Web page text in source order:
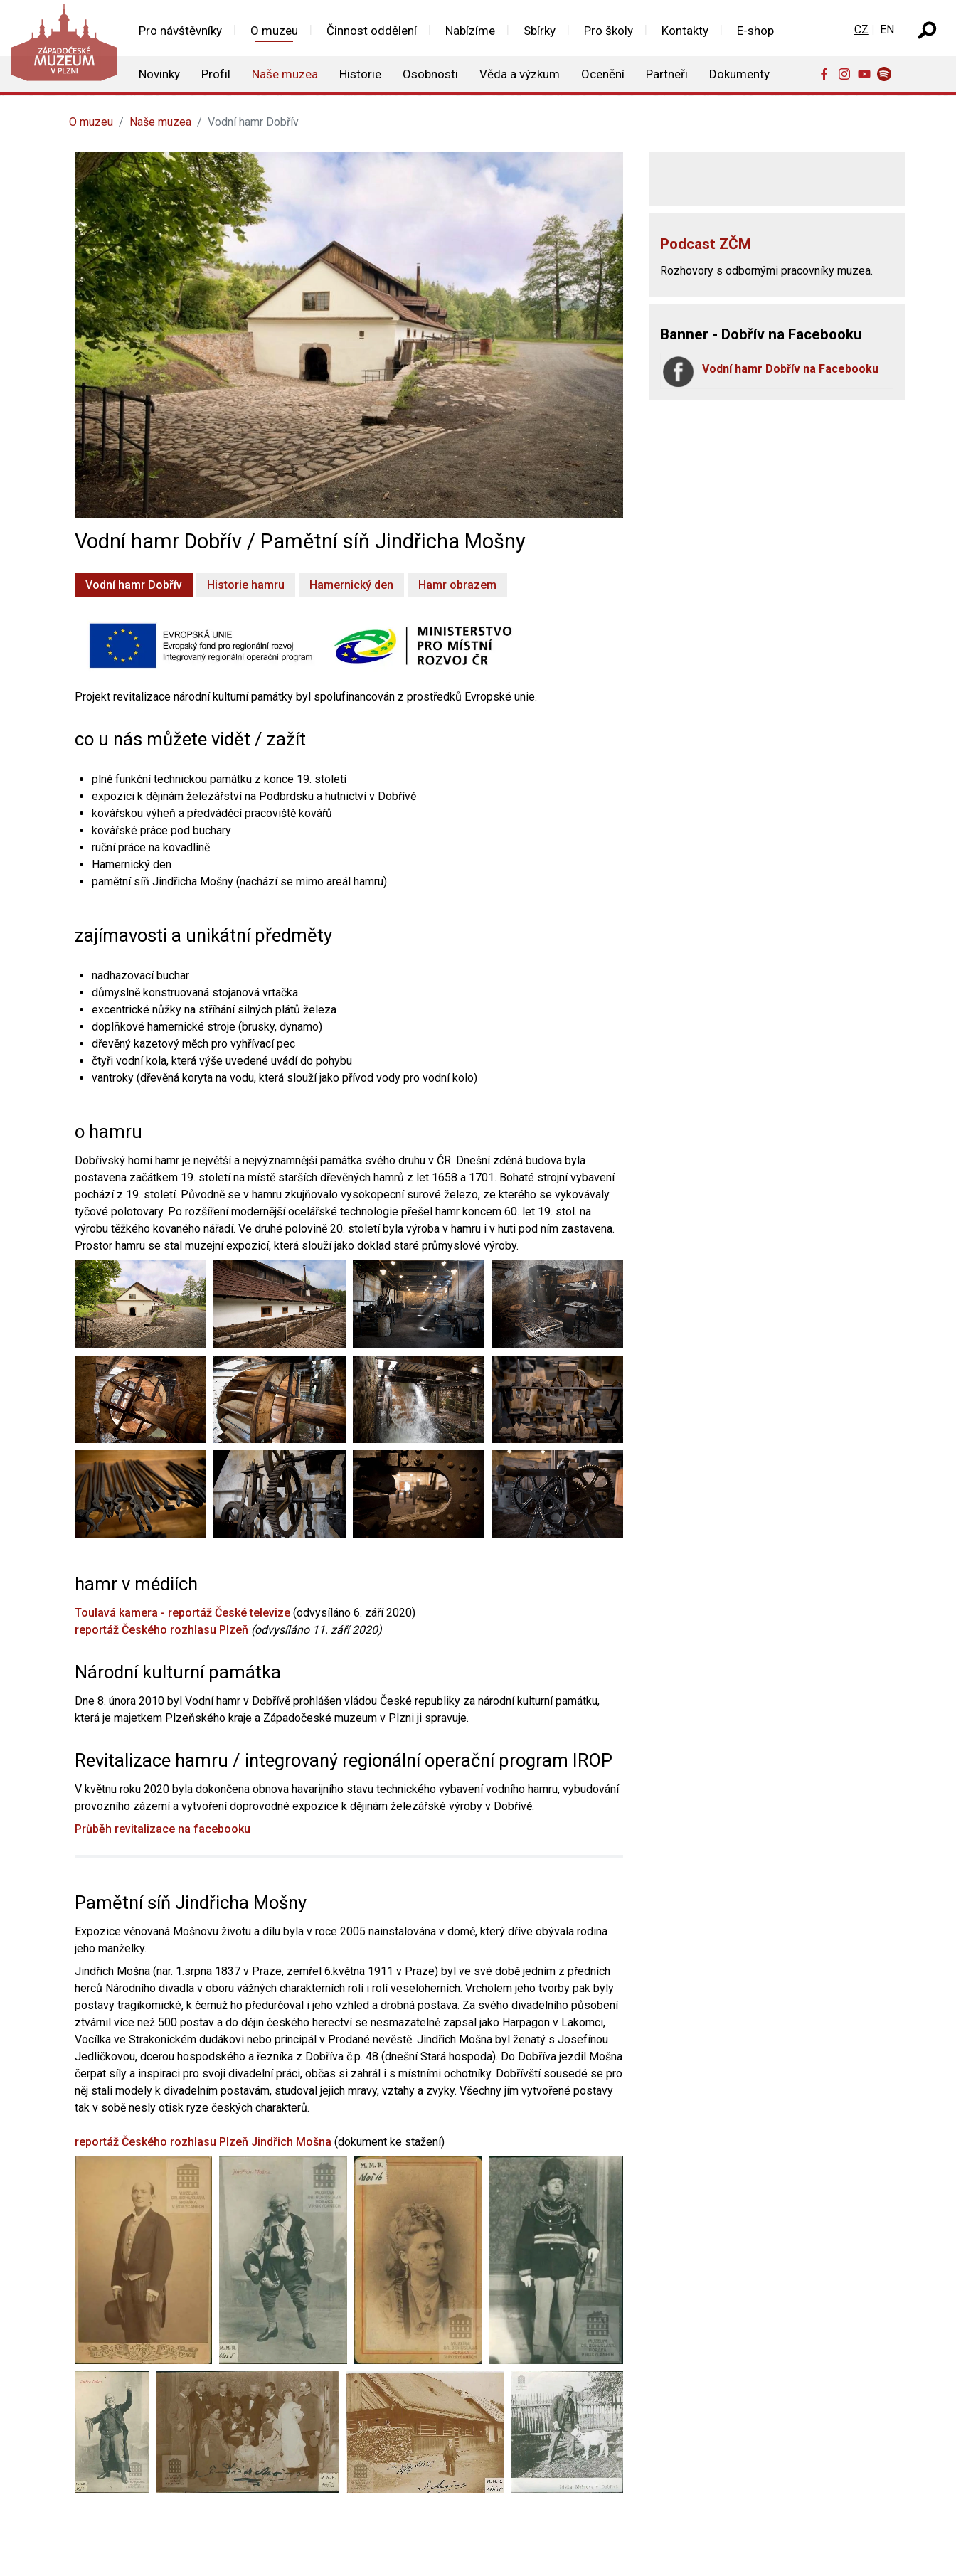
Pro návštěvníky O muzeu Činnost oddělení Nabízíme Sbírky Pro školy Kontakty E-shop
Novinky Profil Naše muzea Historie Osobnosti Věda a výzkum Ocenění Partneři Dokumenty
Zvolte jazyk
CZ EN
O muzeu Naše muzea Vodní hamr Dobřív
Vodní hamr Dobřív / Pamětní síň Jindřicha Mošny
Vodní hamr Dobřív Historie hamru Hamernický den Hamr obrazem
Projekt revitalizace národní kulturní památky byl spolufinancován z prostředků Evropské unie.
co u nás můžete vidět / zažít
plně funkční technickou památku z konce 19. století
expozici k dějinám železářství na Podbrdsku a hutnictví v Dobřívě
kovářskou výheň a předváděcí pracoviště kovářů
kovářské práce pod buchary
ruční práce na kovadlině
Hamernický den
pamětní síň Jindřicha Mošny (nachází se mimo areál hamru)
zajímavosti a unikátní předměty
nadhazovací buchar
důmyslně konstruovaná stojanová vrtačka
excentrické nůžky na stříhání silných plátů železa
doplňkové hamernické stroje (brusky, dynamo)
dřevěný kazetový měch pro vyhřívací pec
čtyři vodní kola, která výše uvedené uvádí do pohybu
vantroky (dřevěná koryta na vodu, která slouží jako přívod vody pro vodní kolo)
o hamru
Dobřívský horní hamr je největší a nejvýznamnější památka svého druhu v ČR. Dnešní zděná budova byla
postavena začátkem 19. století na místě starších dřevěných hamrů z let 1658 a 1701. Bohaté strojní vybavení
pochází z 19. století. Původně se v hamru zkujňovalo vysokopecní surové železo, ze kterého se vykovávaly
tyčové polotovary. Po rozšíření modernější ocelářské technologie přešel hamr koncem 60. let 19. stol. na
výrobu těžkého kovaného nářadí. Ve druhé polovině 20. století byla výroba v hamru i v huti pod ním zastavena.
Prostor hamru se stal muzejní expozicí, která slouží jako doklad staré průmyslové výroby.
hamr v médiích
Toulavá kamera - reportáž České televize (odvysíláno 6. září 2020)
reportáž Českého rozhlasu Plzeň (odvysíláno 11. září 2020)
Národní kulturní památka
Dne 8. února 2010 byl Vodní hamr v Dobřívě prohlášen vládou České republiky za národní kulturní památku,
která je majetkem Plzeňského kraje a Západočeské muzeum v Plzni ji spravuje.
Revitalizace hamru / integrovaný regionální operační program IROP
V květnu roku 2020 byla dokončena obnova havarijního stavu technického vybavení vodního hamru, vybudování
provozního zázemí a vytvoření doprovodné expozice k dějinám železářské výroby v Dobřívě.
Průběh revitalizace na facebooku
Pamětní síň Jindřicha Mošny
Expozice věnovaná Mošnovu životu a dílu byla v roce 2005 nainstalována v domě, který dříve obývala rodina
jeho manželky.
Jindřich Mošna (nar. 1.srpna 1837 v Praze, zemřel 6.května 1911 v Praze) byl ve své době jedním z předních
herců Národního divadla v oboru vážných charakterních rolí i rolí veseloherních. Vrcholem jeho tvorby pak byly
postavy tragikomické, k čemuž ho předurčoval i jeho vzhled a drobná postava. Za svého divadelního působení
ztvárnil více než 500 postav a do dějin českého herectví se nesmazatelně zapsal jako Harpagon v Lakomci,
Vocílka ve Strakonickém dudákovi nebo principál v Prodané nevěstě. Jindřich Mošna byl ženatý s Josefínou
Jedličkovou, dcerou hospodského a řezníka z Dobříva č.p. 48 (dnešní Stará hospoda). Do Dobříva jezdil Mošna
čerpat síly a inspiraci pro svoji divadelní práci, občas si zahrál i s místními ochotníky. Dobřívští sousedé se pro
něj stali modely k divadelním postavám, studoval jejich mravy, vztahy a zvyky. Všechny jím vytvořené postavy
tak v sobě nesly otisk ryze českých charakterů.
reportáž Českého rozhlasu Plzeň Jindřich Mošna (dokument ke stažení)
Podcast ZČM
Rozhovory s odbornými pracovníky muzea.
Banner - Dobřív na Facebooku
Vodní hamr Dobřív na Facebooku